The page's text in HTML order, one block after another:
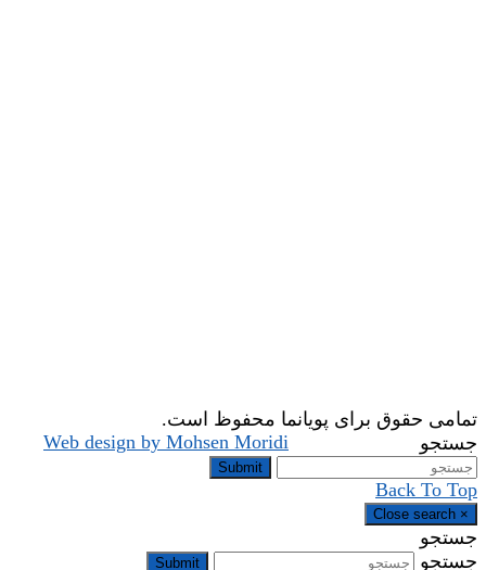
تمامی حقوق برای پویانما محفوظ است.
Web design by Mohsen Moridi
جستجو
Submit
Back To Top
×
Close search
جستجو
جستجو
Submit